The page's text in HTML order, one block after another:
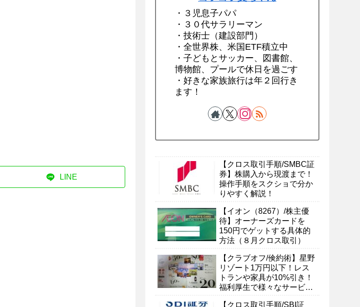
LINE
・３児息子パパ
・３０代サラリーマン
・技術士（建設部門）
・全世界株、米国ETF積立中
・子どもとサッカー、図書館、
博物館、プールで休日を過ごす
・好きな家族旅行は年２回行き
ます！
【クロス取引手順/SMBC証
券】株購入から現渡まで！
操作手順をスクショで分か
りやすく解説！
【イオン（8267）/株主優
待】オーナーズカードを
150円でゲットする具体的
方法（８月クロス取引）
【クラブオフ/倹約術】星野
リゾート1万円以下！レス
トランや家具が10%引き！
福利厚生で様々なサービス
【クロス取引手順/SBI証